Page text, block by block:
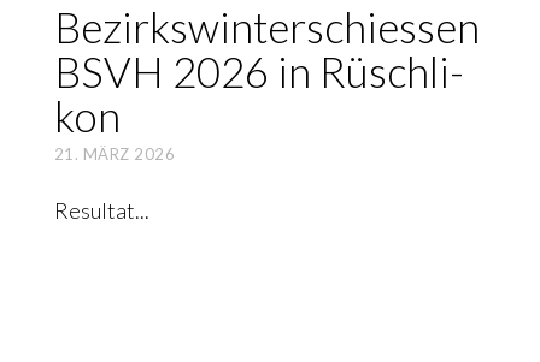
Bezirks­winter­schiessen
BSVH 2026 in Rüsch­li­
kon
21. MÄRZ 2026
Resultat